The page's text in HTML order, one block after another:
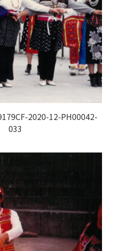
2020-12-PH00042-
033